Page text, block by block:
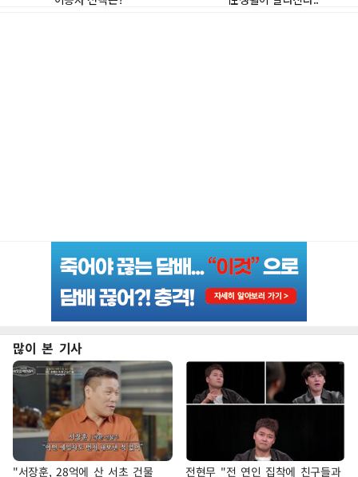
많이 본 기사
"서장훈, 28억에 산 서초 건물 전현무 "전 연인 집착에 친구들과